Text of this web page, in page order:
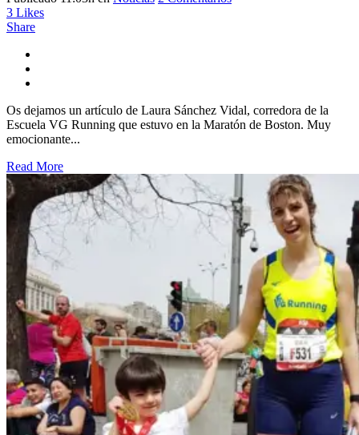
3 Likes
Share
Os dejamos un artículo de Laura Sánchez Vidal, corredora de la
Escuela VG Running que estuvo en la Maratón de Boston. Muy
emocionante...
Read More